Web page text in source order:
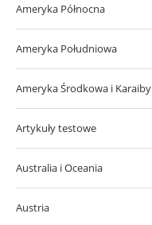
Ameryka Północna
Ameryka Południowa
Ameryka Środkowa i Karaiby
Artykuły testowe
Australia i Oceania
Austria